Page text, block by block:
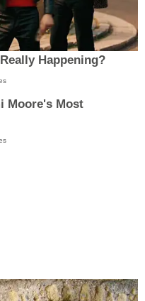
Happening?
Moore's Most